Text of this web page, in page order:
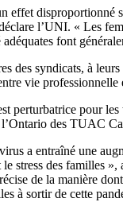
effet disproportionné
l’UNI. « Les
font
des syndicats, à
vie
perturbatrice pour
des TUAC
a entraîné une
stress des familles
de la manière
à sortir de cette